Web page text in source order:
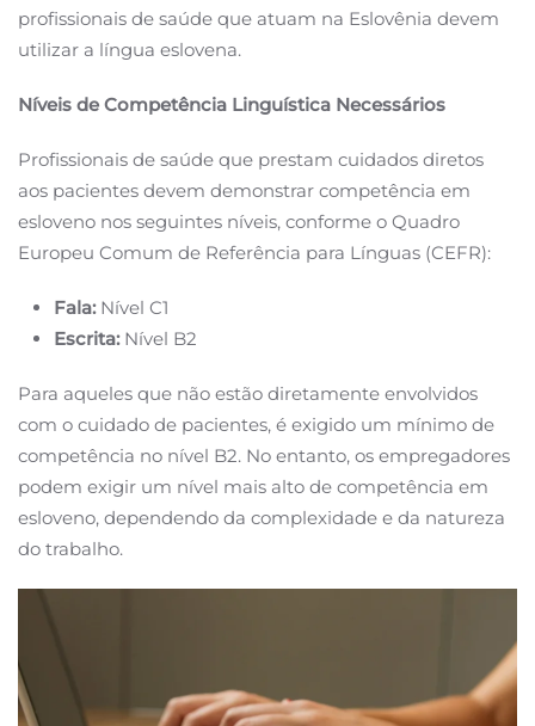
profissionais de saúde que atuam na Eslovênia devem
utilizar a língua eslovena.
Níveis de Competência Linguística Necessários
Profissionais de saúde que prestam cuidados diretos
aos pacientes devem demonstrar competência em
esloveno nos seguintes níveis, conforme o Quadro
Europeu Comum de Referência para Línguas (CEFR):
Fala:Nível C1
Escrita:Nível B2
Para aqueles que não estão diretamente envolvidos
com o cuidado de pacientes, é exigido um mínimo de
competência no nível B2. No entanto, os empregadores
podem exigir um nível mais alto de competência em
esloveno, dependendo da complexidade e da natureza
do trabalho.